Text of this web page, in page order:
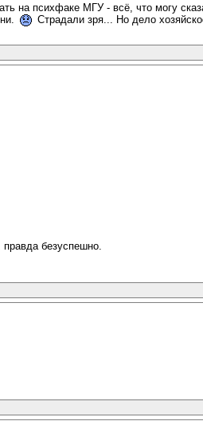
на психфаке МГУ - всё, что могу
Страдали зря... Но дело
безуспешно.